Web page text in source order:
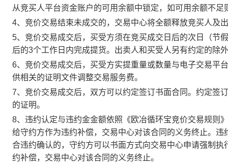
从竞买人平台资金账户的可用余额中锁定，如可用余额不足
4、竞价交易结束未成交的，交易中心将全额释放竞买人及
5、竞价交易成交后，买受方须在竞买成交日后的次日（节
后的3个工作日内完成提货。出卖人和买受人另有约定的除
6、竞价交易成交后，买受方实提重量或数量与电子交易平
供相关的证明文件调整交易服务费。
7、竞价交易成交后，双方可以约定签订书面合同。约定签
的证明。
8、违约认定与违约金金额依照《欧冶循环宝竞价交易规则
给守约方作为违约补偿，交易中心对该合同的义务终止。
合违约确认的，守约方可以书面方式向交易中心申请强制
约补偿，交易中心对该合同的义务终止。